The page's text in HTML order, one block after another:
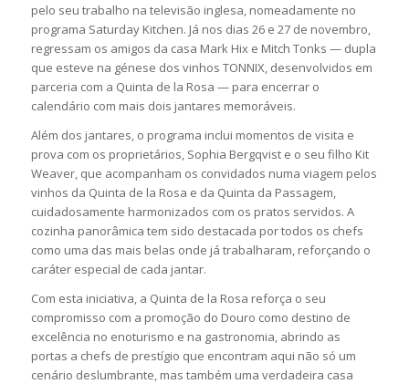
pelo seu trabalho na televisão inglesa, nomeadamente no
programa Saturday Kitchen. Já nos dias 26 e 27 de novembro,
regressam os amigos da casa Mark Hix e Mitch Tonks — dupla
que esteve na génese dos vinhos TONNIX, desenvolvidos em
parceria com a Quinta de la Rosa — para encerrar o
calendário com mais dois jantares memoráveis.
Além dos jantares, o programa inclui momentos de visita e
prova com os proprietários, Sophia Bergqvist e o seu filho Kit
Weaver, que acompanham os convidados numa viagem pelos
vinhos da Quinta de la Rosa e da Quinta da Passagem,
cuidadosamente harmonizados com os pratos servidos. A
cozinha panorâmica tem sido destacada por todos os chefs
como uma das mais belas onde já trabalharam, reforçando o
caráter especial de cada jantar.
Com esta iniciativa, a Quinta de la Rosa reforça o seu
compromisso com a promoção do Douro como destino de
excelência no enoturismo e na gastronomia, abrindo as
portas a chefs de prestígio que encontram aqui não só um
cenário deslumbrante, mas também uma verdadeira casa